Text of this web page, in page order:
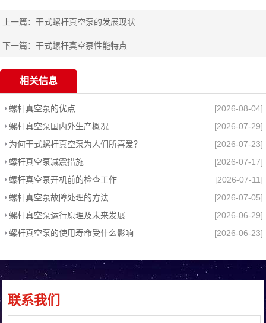
上一篇：干式螺杆真空泵的发展现状
下一篇：干式螺杆真空泵性能特点
相关信息
螺杆真空泵的优点
[2026-08-04]
螺杆真空泵国内外生产概况
[2026-07-29]
为何干式螺杆真空泵为人们所喜爱？
[2026-07-23]
螺杆真空泵减震措施
[2026-07-17]
螺杆真空泵开机前的检查工作
[2026-07-11]
螺杆真空泵故障处理的方法
[2026-07-05]
螺杆真空泵运行原理及未来发展
[2026-06-29]
螺杆真空泵的使用寿命受什么影响
[2026-06-23]
联系我们